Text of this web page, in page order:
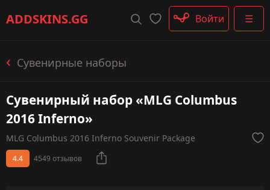
ADDSKINS.GG ☰
Пистолеты-пулемёты
Перчатки
Войти
Сувенирные наборы
Сувенирный набор «MLG Columbus
2016 Inferno»
MLG Columbus 2016 Inferno Souvenir Package
4.4 4549 отзывов